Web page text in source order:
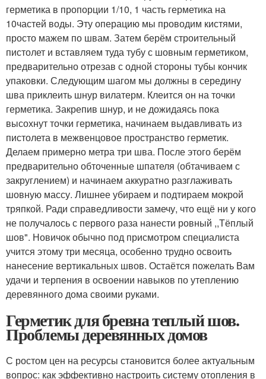
герметика в пропорции 1/10, 1 часть герметика на
10частей воды. Эту операцию мы проводим кистями,
просто мажем по швам. Затем берём строительный
пистолет и вставляем туда тубу с шовным герметиком,
предварительно отрезав с одной стороны тубы кончик
упаковки. Следующим шагом мы должны в середину
шва приклеить шнур вилатерм. Клеится он на точки
герметика. Закрепив шнур, и не дожидаясь пока
высохнут точки герметика, начинаем выдавливать из
пистолета в межвенцовое пространство герметик.
Делаем примерно метра три шва. После этого берём
предварительно обточенные шпателя (обтачиваем с
закруглением) и начинаем аккуратно разглаживать
шовную массу. Лишнее убираем и подтираем мокрой
тряпкой. Ради справедливости замечу, что ещё ни у кого
не получалось с первого раза нанести ровный ,,Тёплый
шов". Новичок обычно под присмотром специалиста
учится этому три месяца, особенно трудно освоить
нанесение вертикальных швов. Остаётся пожелать Вам
удачи и терпения в освоении навыков по утеплению
деревянного дома своими руками.
Герметик для бревна теплый шов.
Проблемы деревянных домов
С ростом цен на ресурсы становится более актуальным
вопрос: как эффективно настроить систему отопления в